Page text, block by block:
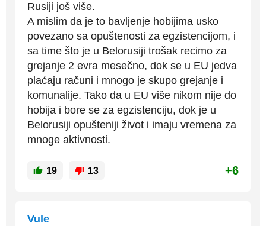
Rusiji još više.
A mislim da je to bavljenje hobijima usko
povezano sa opuštenosti za egzistencijom, i
sa time što je u Belorusiji trošak recimo za
grejanje 2 evra mesečno, dok se u EU jedva
plaćaju računi i mnogo je skupo grejanje i
komunalije. Tako da u EU više nikom nije do
hobija i bore se za egzistenciju, dok je u
Belorusiji opušteniji život i imaju vremena za
mnoge aktivnosti.
19 13 +6
Vule